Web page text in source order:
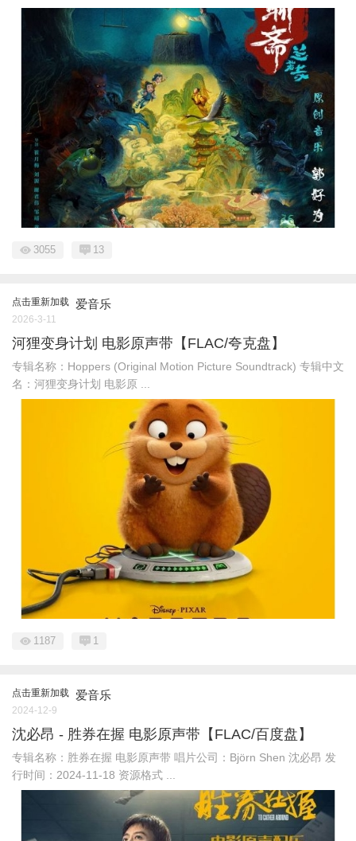
3055 13
点击重新加载 爱音乐
2026-3-11
河狸变身计划 电影原声带【FLAC/夸克盘】
专辑名称：Hoppers (Original Motion Picture Soundtrack) 专辑中文
名：河狸变身计划 电影原 ...
1187 1
点击重新加载 爱音乐
2024-12-9
沈必昂 - 胜券在握 电影原声带【FLAC/百度盘】
专辑名称：胜券在握 电影原声带 唱片公司：Björn Shen 沈必昂 发
行时间：2024-11-18 资源格式 ...